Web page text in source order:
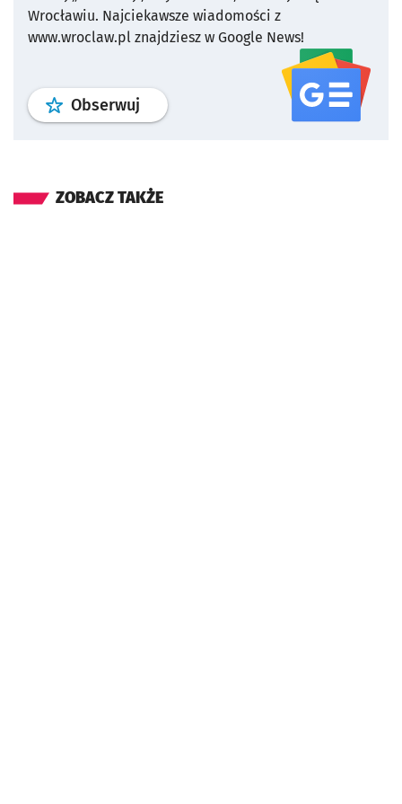
Wrocławiu. Najciekawsze wiadomości z
www.wroclaw.pl znajdziesz w Google News!
Obserwuj profil serwisu
ZOBACZ TAKŻE